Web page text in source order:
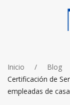
Inicio Blog
Certificación de
empleadas de